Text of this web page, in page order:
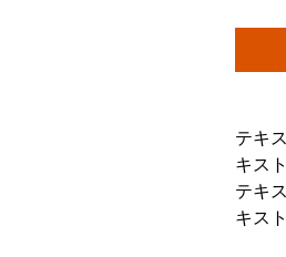
テキ
キス
テキ
キス